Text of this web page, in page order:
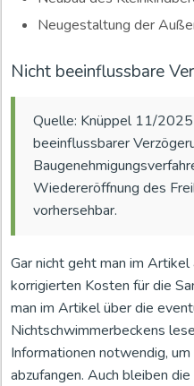
Neugestaltung der
Nicht beeinflussbare
Quelle: Knüppel 11/
beeinflussbarer
Wiedereröffnung des
vorhersehbar.
Gar nicht geht man im
korrigierten Kosten für die
man im Artikel über die
Nichtschwimmerbeckens
Informationen notwendig,
abzufangen. Auch bleiben